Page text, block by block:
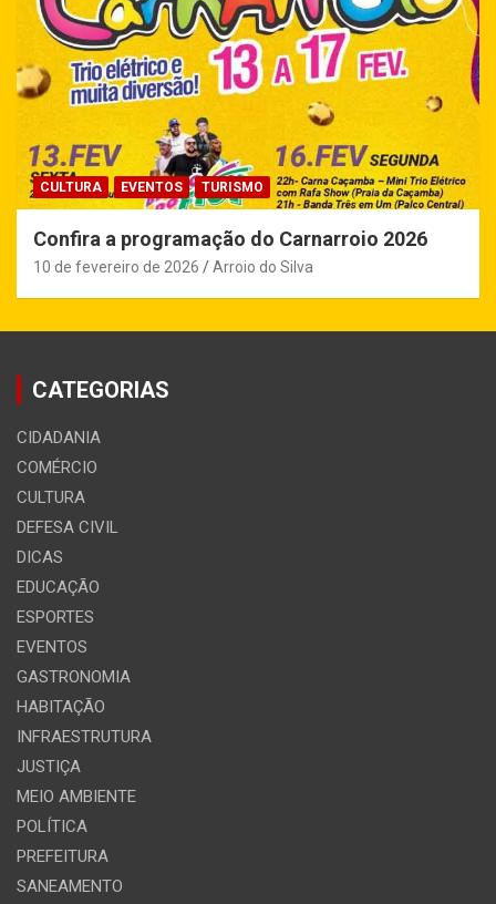
CULTURA EVENTOS TURISMO
Confira a programação do Carnarroio 2026
10 de fevereiro de 2026 Arroio do Silva
CATEGORIAS
CIDADANIA
COMÉRCIO
CULTURA
DEFESA CIVIL
DICAS
EDUCAÇÃO
ESPORTES
EVENTOS
GASTRONOMIA
HABITAÇÃO
INFRAESTRUTURA
JUSTIÇA
MEIO AMBIENTE
POLÍTICA
PREFEITURA
SANEAMENTO